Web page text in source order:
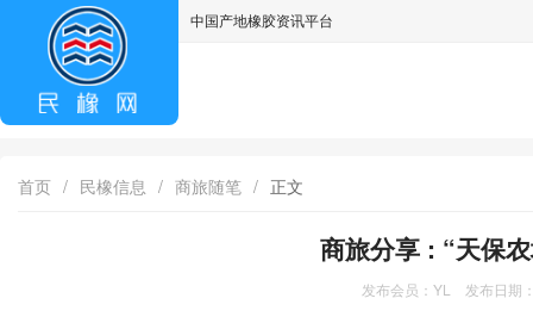
中国产地橡胶资讯平台
首页 / 民橡信息 / 商旅随笔 / 正文
商旅分享 : “天保
发布会员：YL 发布日